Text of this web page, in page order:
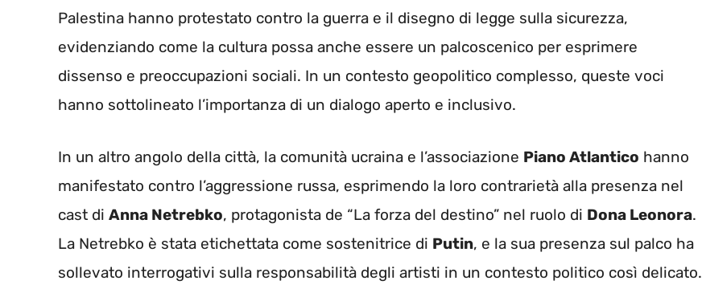
Palestina hanno protestato contro la guerra e il disegno di legge sulla sicurezza,
evidenziando come la cultura possa anche essere un palcoscenico per esprimere
dissenso e preoccupazioni sociali. In un contesto geopolitico complesso, queste voci
hanno sottolineato l’importanza di un dialogo aperto e inclusivo.
In un altro angolo della città, la comunità ucraina e l’associazione Piano Atlantico hanno
manifestato contro l’aggressione russa, esprimendo la loro contrarietà alla presenza nel
cast di Anna Netrebko, protagonista de “La forza del destino” nel ruolo di Dona Leonora.
La Netrebko è stata etichettata come sostenitrice di Putin, e la sua presenza sul palco ha
sollevato interrogativi sulla responsabilità degli artisti in un contesto politico così delicato.